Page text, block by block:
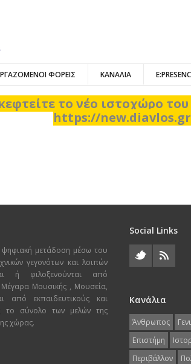
ΦΟΡΕΙΣ ΚΑΝΑΛΙΑ
το νέο ιστοχώρο
https://
μετάδοση μέσω του
γεγονότων και λοιπών
ή φιλοξενούνται από
Μέγαρα Μουσικής , Μουσεία,
από εκπαιδευτικούς και
το σύνολο των μελών της
χώρας.
Social Links
Κανάλια
Άνθρωπος
Επιστήμη
Περιβάλλον